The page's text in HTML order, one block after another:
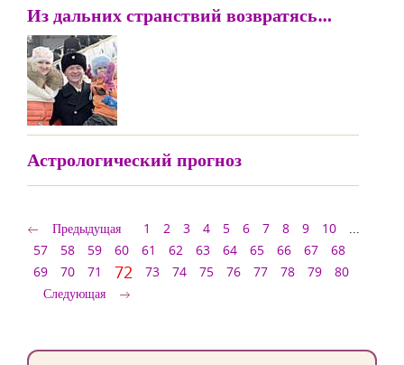
Из дальних странствий возвратясь…
Астрологический прогноз
Предыдущая 1 2 3 4 5 6 7 8 9 10
...
57
58 59 60 61 62 63 64 65 66 67
68
69
70 71 72 73 74 75 76 77 78 79
80
Следующая